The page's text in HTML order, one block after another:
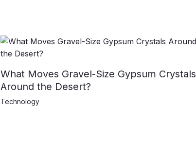
What Moves Gravel-Size Gypsum Crystals
Around the Desert?
Technology